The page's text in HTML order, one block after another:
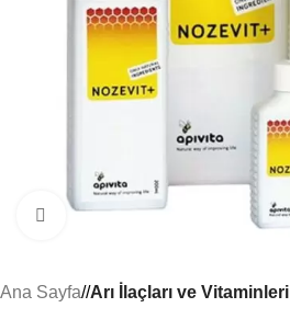
Büyütmek için tıklayın
Ana Sayfa/ Arı İlaçları ve Vitaminleri